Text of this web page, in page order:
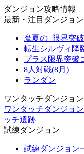
ダンジョン攻略情報
最新・注目ダンジョン
魔夏の+限界突
転生シルヴィ降
プラス限界突破
8人対戦(8月)
ランダン
ワンタッチダンジョン
ワンタッチダンジョ
ッチ遺跡
試練ダンジョン
試練ダンジョン